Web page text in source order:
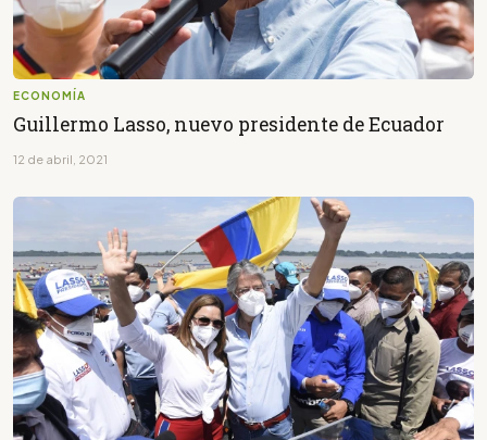
ECONOMÍA
Guillermo Lasso, nuevo presidente de Ecuador
12 de abril, 2021